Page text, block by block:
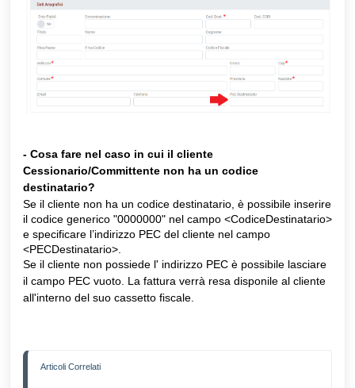
- Cosa fare nel caso in cui il cliente
Cessionario/Committente non ha un codice
destinatario?
Se il cliente non ha un codice destinatario, è possibile inserire
il codice generico "0000000" nel campo <CodiceDestinatario>
e specificare l’indirizzo PEC del cliente nel campo
<PECDestinatario>.
Se il cliente non possiede l' indirizzo PEC è possibile lasciare
il campo PEC vuoto. La fattura verrà resa disponile al cliente
all'interno del suo cassetto fiscale.